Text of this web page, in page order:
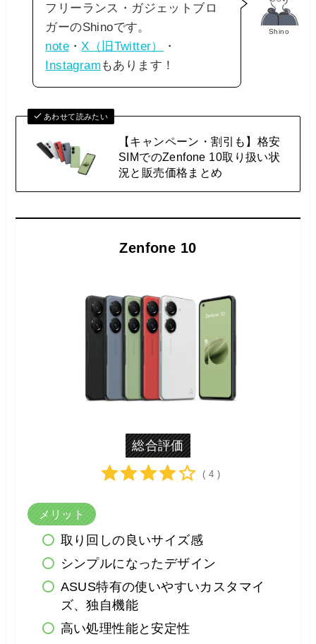
Shino
フリーランス・ガジェットブロ
ガーのShinoです。
note ・X（旧Twitter）
・
Instagram もあります！
あわせて読みたい
【キャンペーン・割引も】格安
SIMでのZenfone 10取り扱い状
況と販売価格まとめ
Zenfone 10
総合評価
( 4 )
メリット
取り回しの良いサイズ感
シンプルになったデザイン
ASUS特有の使いやすいカスタマイ
ズ、独自機能
高い処理性能と安定性